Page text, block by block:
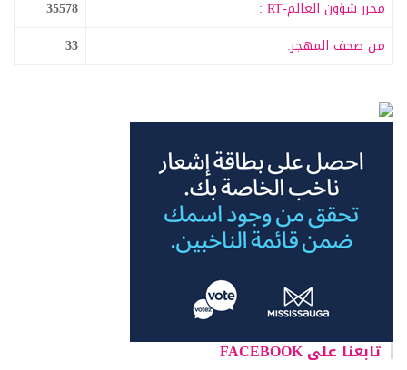
محرر شؤون العالم-RT :
35578
من صحف المهجر:
33
تابعنا على FACEBOOK